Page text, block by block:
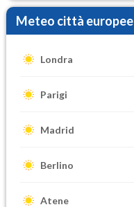
Meteo città europee
Londra
Parigi
Madrid
Berlino
Atene